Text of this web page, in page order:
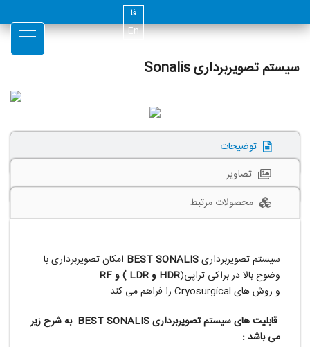
فا
En
سیستم تصویربرداری Sonalis
توضیحات
تصاویر
محصولات مرتبط
سیستم تصویربرداریBEST SONALIS امکان تصویربرداری با
وضوح بالا در براکی تراپی(HDR وLDR ) وRF
و روش های Cryosurgical را فراهم می کند.
قابلیت های سیستم تصویربرداریBEST SONALIS به شرح زیر
می باشد :